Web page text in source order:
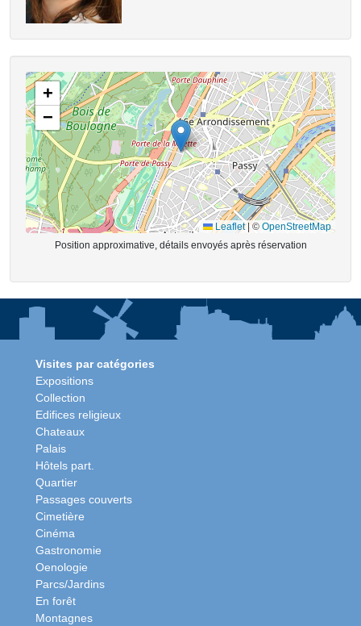
+
−
Leaflet © OpenStreetMap
Position approximative, détails envoyés après réservation
Visites par catégories
Expositions
Collection
Edifices religieux
Chateaux
Palais
Hôtels part.
Quartier
Passages couverts
Cimetière
Cinéma
Gastronomie
Oenologie
Parcs/Jardins
En forêt
Montagnes